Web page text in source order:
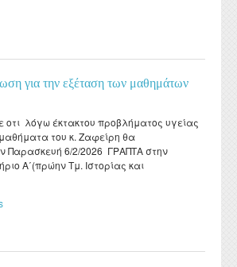
για την εξέταση των μαθημάτων
λόγω έκτακτου προβλήματος υγείας
του κ. Ζαφείρη θα
Παρασκευή 6/2/2026 ΓΡΑΠΤΑ στην
Α΄(πρώην Τμ. Ιστορίας και